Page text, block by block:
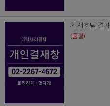
차재호님 결재
(품절)